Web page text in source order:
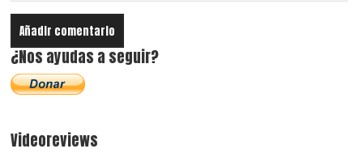
¿Nos ayudas a seguir?
Videoreviews